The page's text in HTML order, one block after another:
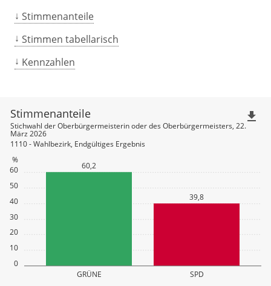
Stimmenanteile
Stimmen tabellarisch
Kennzahlen
0
10
20
30
40
50
60
%
GRÜNE SPD
60,2
39,8
Stimmenanteile
Stichwahl der Oberbürgermeisterin oder des Oberbürgermeisters, 22.
März 2026
1110 - Wahlbezirk, Endgültiges Ergebnis
file_download